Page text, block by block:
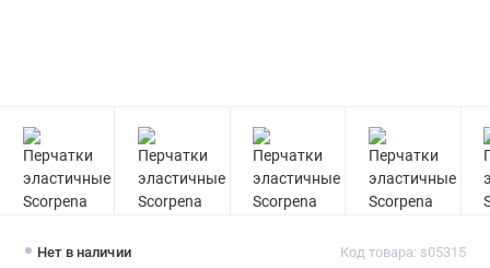
Нет в наличии Код товара: s05315